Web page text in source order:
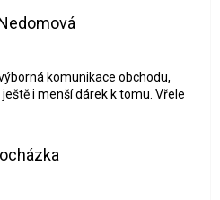
je 5 z 5 hvězdiček.
komunikace obchodu,
i menší dárek k tomu. Vřele
je 1 z 5 hvězdiček.